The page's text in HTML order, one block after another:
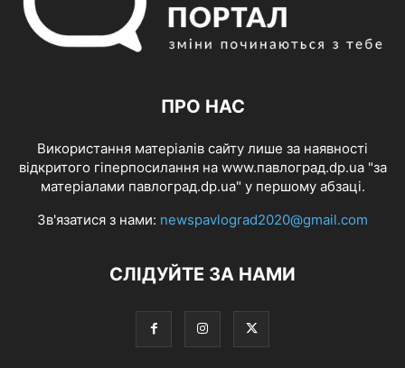
ПРО НАС
Використання матеріалів сайту лише за наявності
відкритого гіперпосилання на www.павлоград.dp.ua "за
матеріалами павлоград.dp.ua" у першому абзаці.
Зв'язатися з нами: newspavlograd2020@gmail.com
СЛІДУЙТЕ ЗА НАМИ